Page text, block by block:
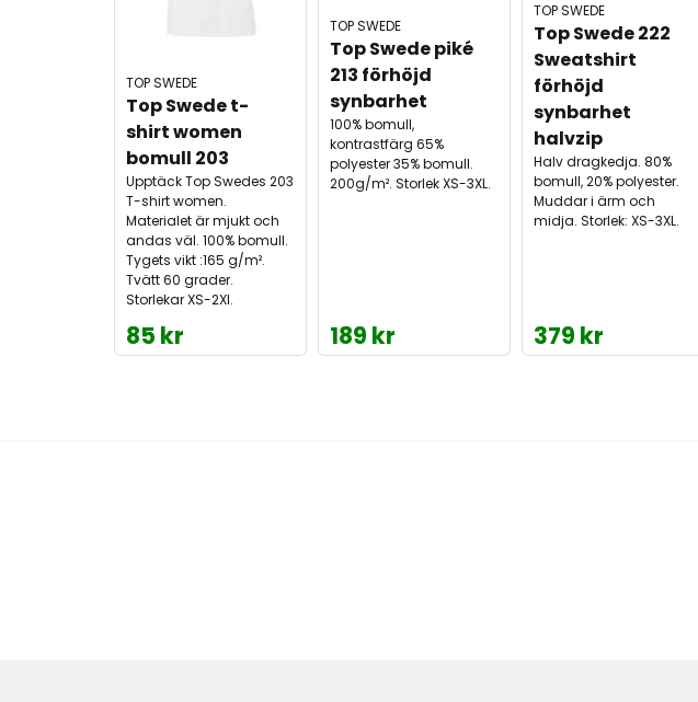
TOP SWEDE
Top Swede t-
shirt women
bomull 203
Upptäck Top Swedes 203
T-shirt women.
Materialet är mjukt och
andas väl. 100% bomull.
Tygets vikt :165 g/m².
Tvätt 60 grader.
Storlekar XS-2Xl.
85 kr
TOP SWEDE
Top Swede piké
213 förhöjd
synbarhet
100% bomull,
kontrastfärg 65%
polyester 35% bomull.
200g/m². Storlek XS-3XL.
189 kr
TOP SWEDE
Top Swede 222
Sweatshirt
förhöjd
synbarhet
halvzip
Halv dragkedja. 80%
bomull, 20% polyester.
Muddar i ärm och
midja. Storlek: XS-3XL.
379 kr